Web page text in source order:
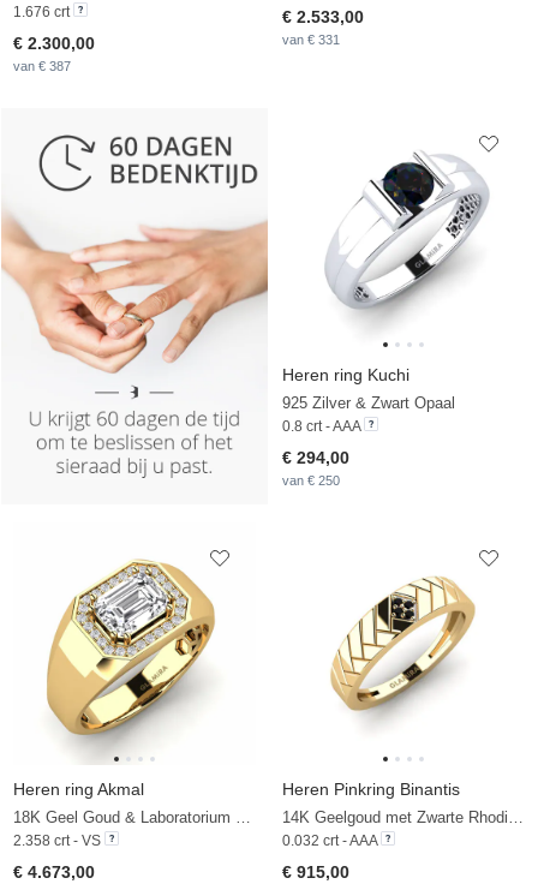
1.676 crt
€ 2.300,00
van € 387
€ 2.533,00
van € 331
Heren ring Kuchi
925 Zilver & Zwart Opaal
0.8 crt - AAA
€ 294,00
van € 250
Heren ring Akmal
18K Geel Goud & Laboratorium Gekweekte Diamant
2.358 crt - VS
€ 4.673,00
Heren Pinkring Binantis
14K Geelgoud met Zwarte Rhodium & Zwarte Diamant
0.032 crt - AAA
€ 915,00